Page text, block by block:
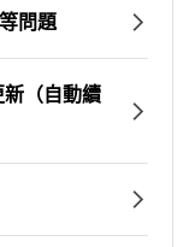
問題
（自動續